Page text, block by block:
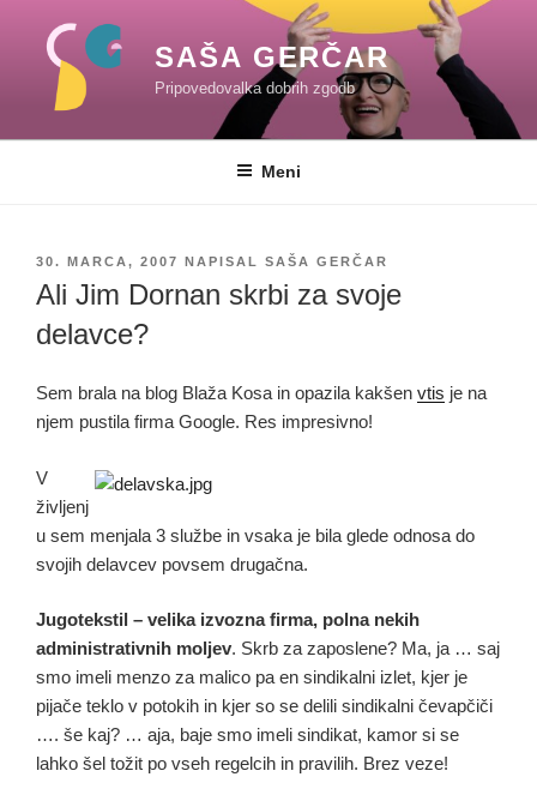
vsebino
SAŠA GERČAR
Pripovedovalka dobrih zgodb
Meni
OBJAVLJENO
DNE
30. MARCA, 2007 NAPISAL SAŠA GERČAR
Ali Jim Dornan skrbi za svoje
delavce?
Sem brala na blog Blaža Kosa in opazila kakšen vtis je na
njem pustila firma Google. Res impresivno!
V
življenj
u sem menjala 3 službe in vsaka je bila glede odnosa do
svojih delavcev povsem drugačna.
Jugotekstil – velika izvozna firma, polna nekih
administrativnih moljev. Skrb za zaposlene? Ma, ja … saj
smo imeli menzo za malico pa en sindikalni izlet, kjer je
pijače teklo v potokih in kjer so se delili sindikalni čevapčiči
…. še kaj? … aja, baje smo imeli sindikat, kamor si se
lahko šel tožit po vseh regelcih in pravilih. Brez veze!